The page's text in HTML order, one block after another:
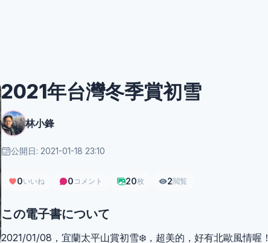
2021年台灣冬季賞初雪
林小鋒
公開日: 2021-01-18 23:10
0いいね 0 コメント 20枚 2閲覧
この電子書について
2021/01/08，宜蘭太平山賞初雪❄️，超美的，好有北歐風情喔！